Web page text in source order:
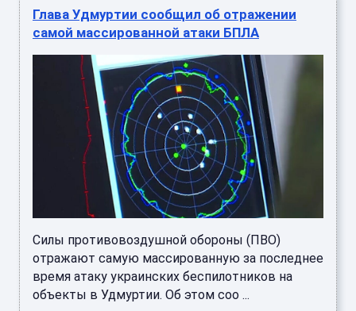
Глава Удмуртии сообщил об отражении
самой массированной атаки БПЛА
Силы противовоздушной обороны (ПВО)
отражают самую массированную за последнее
время атаку украинских беспилотников на
объекты в Удмуртии. Об этом соо ...